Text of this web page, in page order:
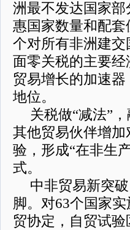
洲最不发达国家
惠国家数量和配
个对所有非洲建
面零关税的主要
贸易增长的加速
地位。
关税做“减法”
其他贸易伙伴增
验，形成“在非生
式。
中非贸易新突
脚。对63个国家
贸协定，自贸试